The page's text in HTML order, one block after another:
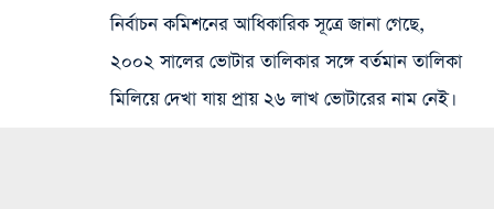
নির্বাচন কমিশনের আধিকারিক সূত্রে জানা গেছে,
২০০২ সালের ভোটার তালিকার সঙ্গে বর্তমান তালিকা
মিলিয়ে দেখা যায় প্রায় ২৬ লাখ ভোটারের নাম নেই।